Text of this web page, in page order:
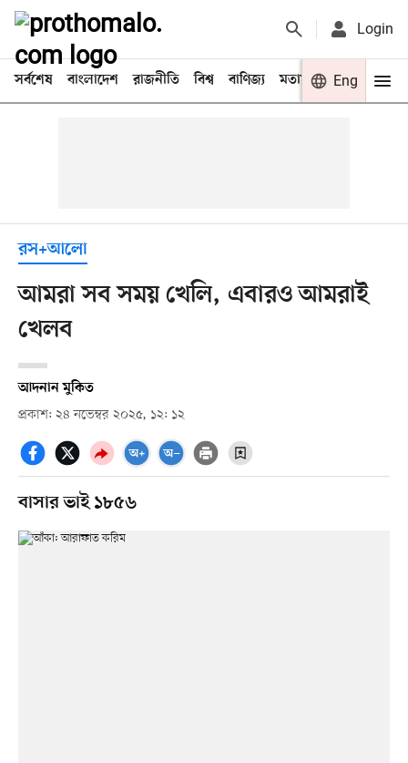
Login
সর্বশেষ বাংলাদেশ রাজনীতি বিশ্ব বাণিজ্য মতামত খেলা
Eng
রস+আলো
আমরা সব সময় খেলি, এবারও আমরাই
খেলব
আদনান মুকিত
প্রকাশ: ২৪ নভেম্বর ২০২৫, ১২: ১২
বাসার ভাই ১৮৫৬